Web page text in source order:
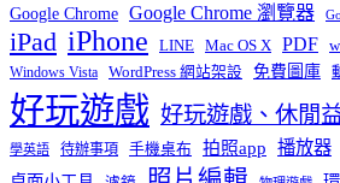
Google Chrome Google Chrome 瀏覽器
iPad iPhone LINE Mac OS X PDF
Windows Vista WordPress 網站架設 免費圖庫
好玩遊戲 好玩遊戲、休閒
學英語 待辦事項 手機桌布 拍照app 播放器